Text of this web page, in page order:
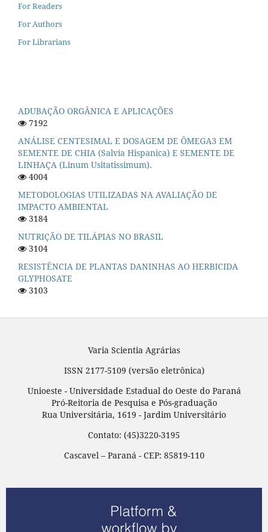
For Readers
For Authors
For Librarians
ADUBAÇÃO ORGÂNICA E APLICAÇÕES
7192
ANÁLISE CENTESIMAL E DOSAGEM DE ÔMEGA3 EM
SEMENTE DE CHIA (Salvia Hispanica) E SEMENTE DE
LINHAÇA (Linum Usitatissimum).
4004
METODOLOGIAS UTILIZADAS NA AVALIAÇÃO DE
IMPACTO AMBIENTAL
3184
NUTRIÇÃO DE TILÁPIAS NO BRASIL
3104
RESISTÊNCIA DE PLANTAS DANINHAS AO HERBICIDA
GLYPHOSATE
3103
Varia Scientia Agrárias
ISSN 2177-5109 (versão eletrônica)
Unioeste - Universidade Estadual do Oeste do Paraná
Pró-Reitoria de Pesquisa e Pós-graduação
Rua Universitária, 1619 - Jardim Universitário
Contato: (45)3220-3195
Cascavel – Paraná - CEP: 85819-110